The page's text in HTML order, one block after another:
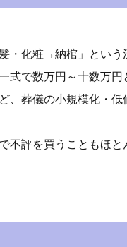
化粧→納棺」という
で数万円～十数万円
、葬儀の小規模化・
不評を買うこともほ